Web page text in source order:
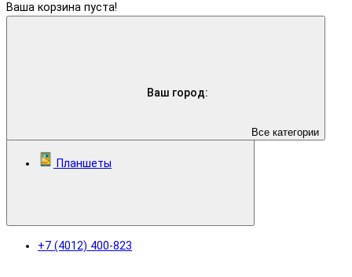
Ваш город:
+7 (4012) 400-823
Ваша корзина пуста!
Все категории
Планшеты